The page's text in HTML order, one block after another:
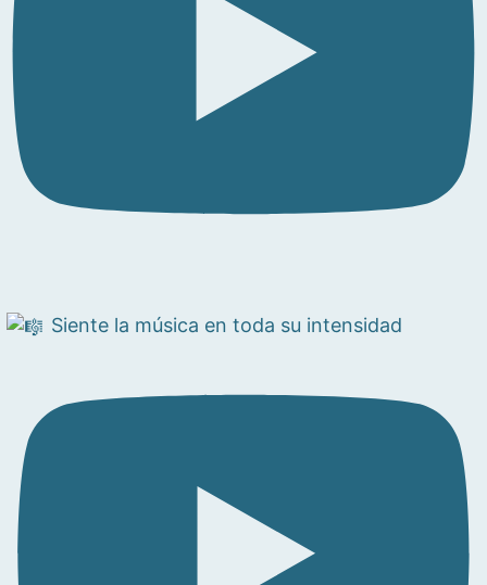
Siente la música en toda su intensidad